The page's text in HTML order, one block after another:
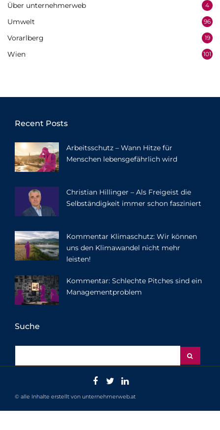
Über unternehmerweb 4
Umwelt 96
Vorarlberg 19
Wien 101
Recent Posts
Arbeitsschutz – Wann Hitze für
Menschen lebensgefährlich wird
Christian Hillinger – Als Freigeist die
Selbständigkeit immer schon fasziniert
Kommentar Klimaschutz: Wir können
uns den Klimawandel nicht mehr
leisten!
Kommentar: Schlechte Pitches sind ein
Managementproblem
Suche
© alle Inhalte erstellt von unternehmerweb.at